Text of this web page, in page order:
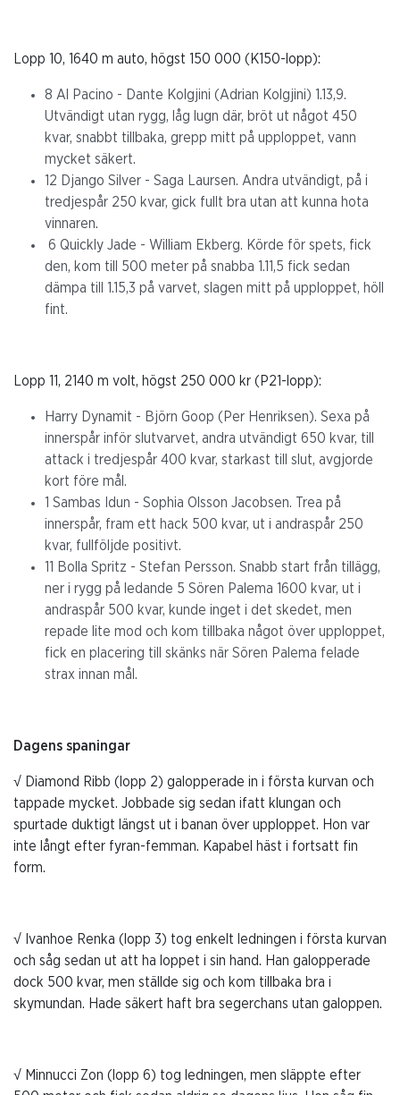
Lopp 10, 1640 m auto, högst 150 000 (K150-lopp):
8 Al Pacino - Dante Kolgjini (Adrian Kolgjini) 1.13,9.
Utvändigt utan rygg, låg lugn där, bröt ut något 450
kvar, snabbt tillbaka, grepp mitt på upploppet, vann
mycket säkert.
12 Django Silver - Saga Laursen. Andra utvändigt, på i
tredjespår 250 kvar, gick fullt bra utan att kunna hota
vinnaren.
6 Quickly Jade - William Ekberg. Körde för spets, fick
den, kom till 500 meter på snabba 1.11,5 fick sedan
dämpa till 1.15,3 på varvet, slagen mitt på upploppet, höll
fint.
Lopp 11, 2140 m volt, högst 250 000 kr (P21-lopp):
Harry Dynamit - Björn Goop (Per Henriksen). Sexa på
innerspår inför slutvarvet, andra utvändigt 650 kvar, till
attack i tredjespår 400 kvar, starkast till slut, avgjorde
kort före mål.
1 Sambas Idun - Sophia Olsson Jacobsen. Trea på
innerspår, fram ett hack 500 kvar, ut i andraspår 250
kvar, fullföljde positivt.
11 Bolla Spritz - Stefan Persson. Snabb start från tillägg,
ner i rygg på ledande 5 Sören Palema 1600 kvar, ut i
andraspår 500 kvar, kunde inget i det skedet, men
repade lite mod och kom tillbaka något över upploppet,
fick en placering till skänks när Sören Palema felade
strax innan mål.
Dagens spaningar
√ Diamond Ribb (lopp 2) galopperade in i första kurvan och
tappade mycket. Jobbade sig sedan ifatt klungan och
spurtade duktigt längst ut i banan över upploppet. Hon var
inte långt efter fyran-femman. Kapabel häst i fortsatt fin
form.
√ Ivanhoe Renka (lopp 3) tog enkelt ledningen i första kurvan
och såg sedan ut att ha loppet i sin hand. Han galopperade
dock 500 kvar, men ställde sig och kom tillbaka bra i
skymundan. Hade säkert haft bra segerchans utan galoppen.
√ Minnucci Zon (lopp 6) tog ledningen, men släppte efter